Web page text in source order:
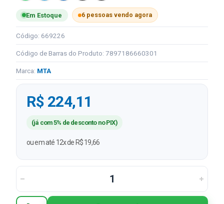
Em Estoque 6 pessoas vendo agora
Código: 669226
Código de Barras do Produto: 7897186660301
Marca: MTA
R$ 224,11
(já com 5% de desconto no PIX)
ou em até 12x de R$ 19,66